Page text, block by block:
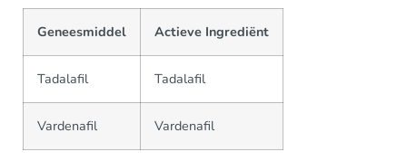
Geneesmiddel Actieve Ingrediënt
Tadalafil Tadalafil
Vardenafil Vardenafil